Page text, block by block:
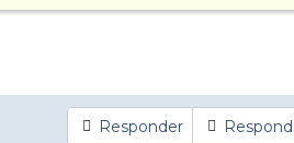
Responder